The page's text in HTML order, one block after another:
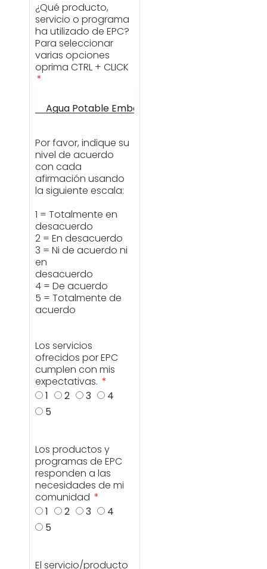
¿Qué producto,
servicio o programa
ha utilizado de EPC?
Para seleccionar
varias opciones
oprima CTRL + CLICK
Por favor, indique su
nivel de acuerdo
con cada
afirmación usando
la siguiente escala:
1 = Totalmente en
desacuerdo
2 = En desacuerdo
3 = Ni de acuerdo ni
en
desacuerdo
4 = De acuerdo
5 = Totalmente de
acuerdo
Los servicios
ofrecidos por EPC
cumplen con mis
expectativas.
1
2 3
4
5
Los productos y
programas de EPC
responden a las
necesidades de mi
comunidad
1
2 3
4
5
El servicio/producto